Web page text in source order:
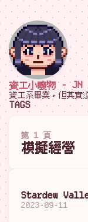
資工小廢物 - JN
資工系畢業，但其實
TAGS
第 1 頁
模擬經營
Stardew
2023-09-11